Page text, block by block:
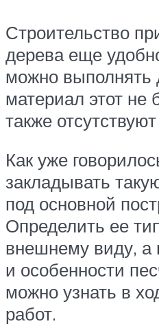
Строительство
дерева еще
можно выполнять
материал этот не
также
Как уже
закладывать
под основной
Определить ее
внешнему виду, а
и особенности
можно узнать в
работ.